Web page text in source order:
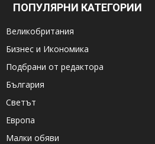
ПОПУЛЯРНИ КАТЕГОРИИ
Великобритания
Бизнес и Икономика
Подбрани от редактора
България
Светът
Европа
Малки обяви